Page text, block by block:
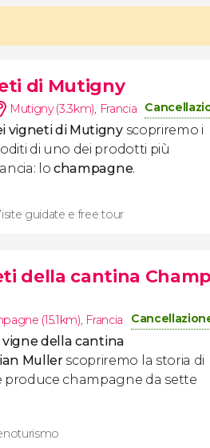
di Mutigny
Mutigny (3.3km), Francia
vigneti di Mutigny scopriremo i
di uno dei prodotti più
lochampagne.
guidate e free tour
della cantina
(15.1km), Francia
vigne della cantina
Mullerscopriremo la storia di
produce champagne da sette